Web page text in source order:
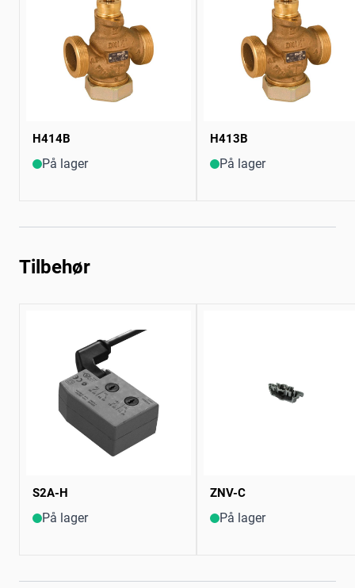
H414B
På lager
H413B
På lager
Tilbehør
S2A-H
På lager
ZNV-C
På lager